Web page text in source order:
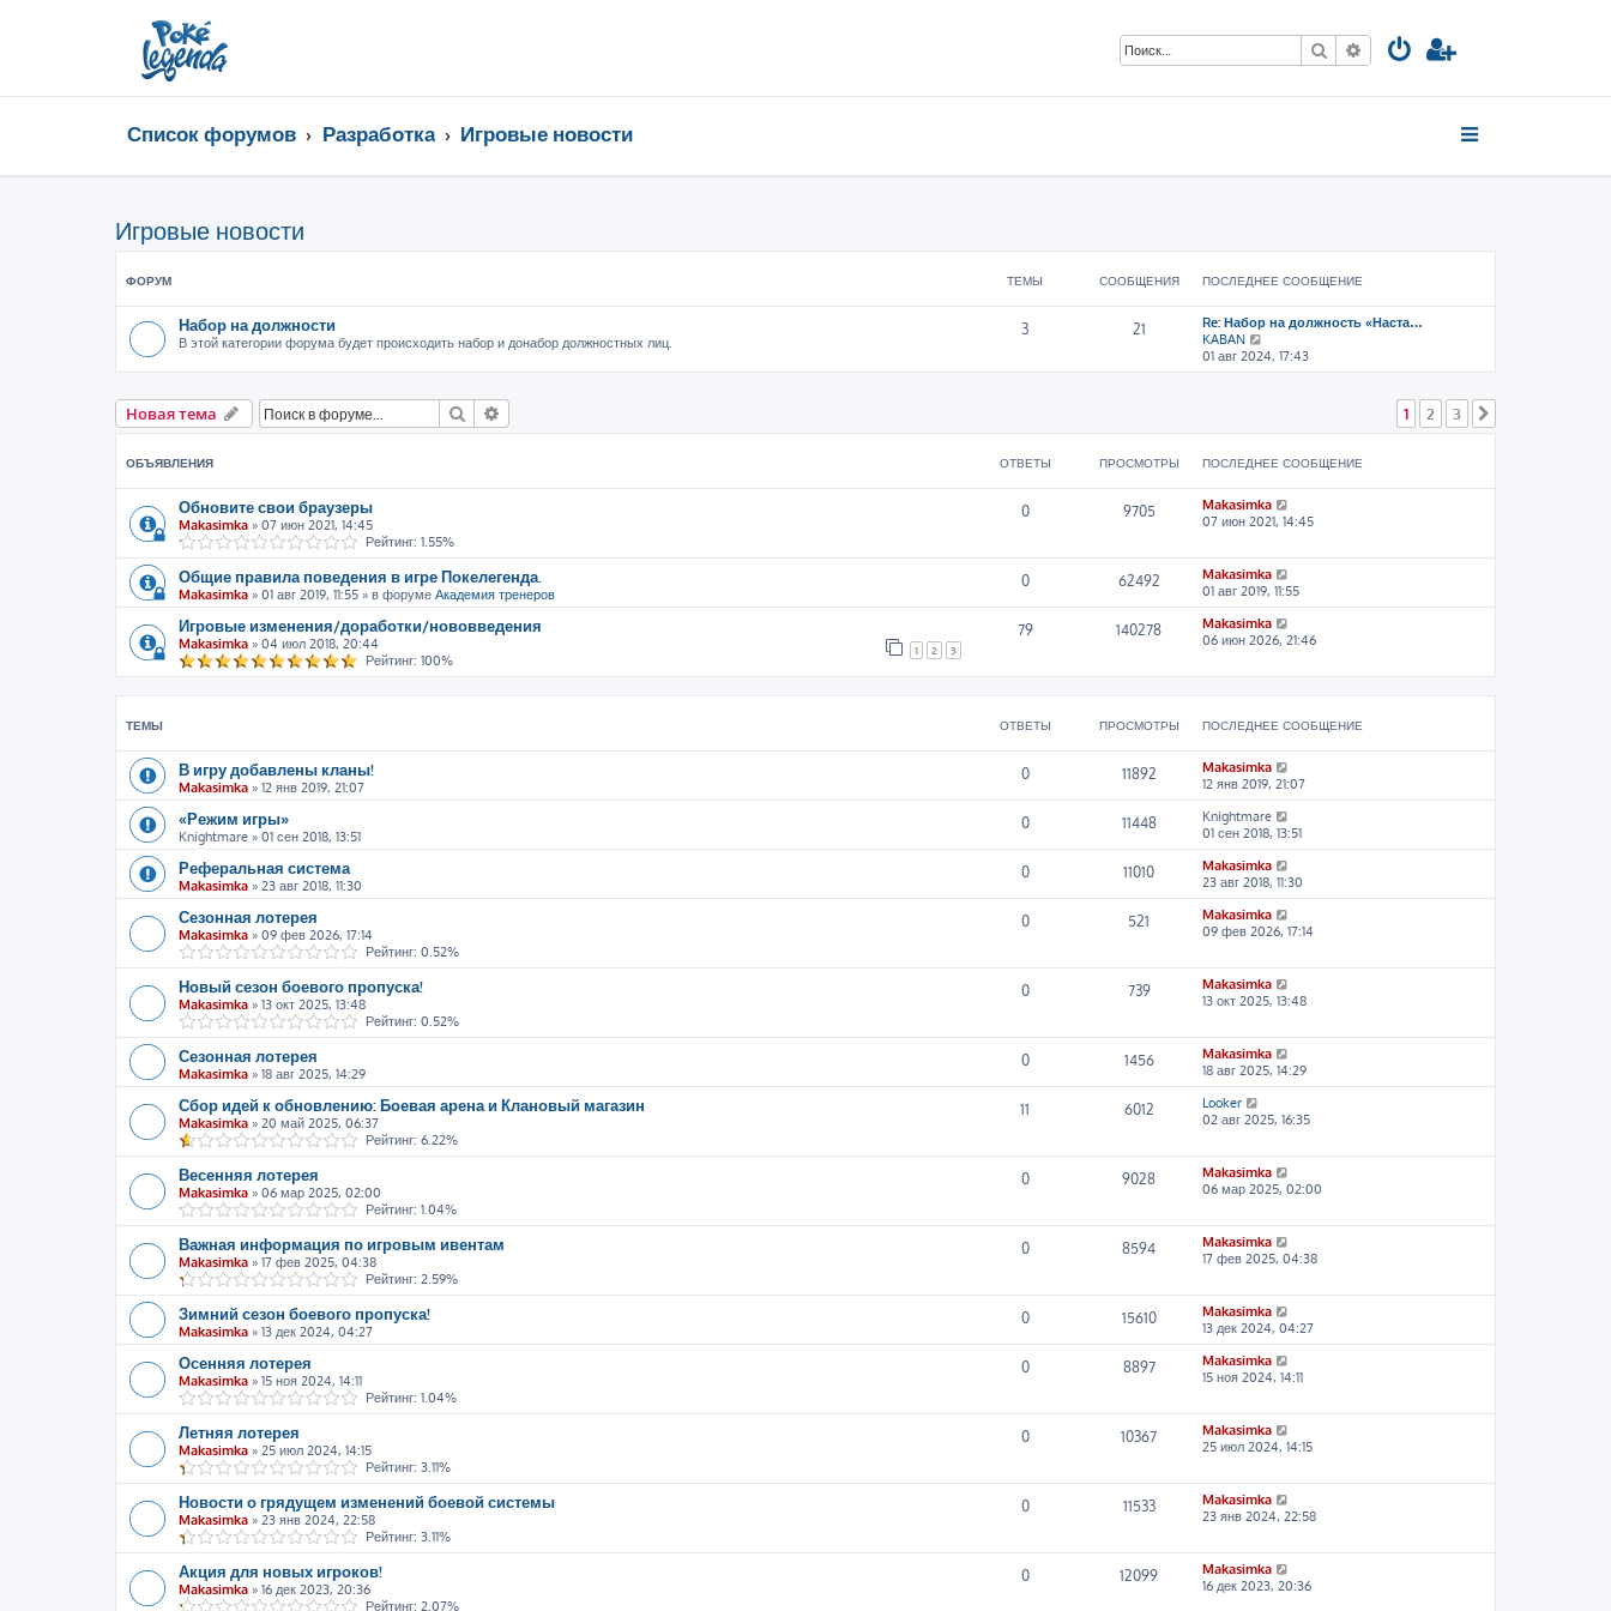
Поиск Расширенный поиск
Список форумов Разработка Игровые новости
Игровые новости
ФОРУМ ТЕМЫ СООБЩЕНИЯ ПОСЛЕДНЕЕ СООБЩЕНИЕ
Набор на должности
В этой категории форума будет происходить набор и донабор должностных лиц.
3 21
Re: Набор на должность «Наста…
KABAN
е
р
и
к
п
о
с
л
д
н
е
м
у
с
о
е
ю
01 авг 2024, 17:43
Новая тема Поиск 1 2 3
ОБЪЯВЛЕНИЯ ОТВЕТЫ ПРОСМОТРЫ ПОСЛЕДНЕЕ СООБЩЕНИЕ
Обновите свои браузеры
Makasimka » 07 июн 2021, 14:45
Рейтинг: 1.55%
0 9705
Makasimka
07 июн 2021, 14:45
Общие правила поведения в игре Покелегенда.
Makasimka » 01 авг 2019, 11:55 » в форуме Академия тренеров
0 62492
Makasimka
01 авг 2019, 11:55
Игровые изменения/доработки/нововведения
Makasimka » 04 июл 2018, 20:44 1 2 3
Рейтинг: 100%
79 140278
Makasimka
06 июн 2026, 21:46
ТЕМЫ ОТВЕТЫ ПРОСМОТРЫ ПОСЛЕДНЕЕ СООБЩЕНИЕ
В игру добавлены кланы!
Makasimka » 12 янв 2019, 21:07
0 11892
Makasimka
12 янв 2019, 21:07
«Режим игры»
Knightmare » 01 сен 2018, 13:51
0 11448
Knightmare
01 сен 2018, 13:51
Реферальная система
Makasimka » 23 авг 2018, 11:30
0 11010
Makasimka
23 авг 2018, 11:30
Сезонная лотерея
Makasimka » 09 фев 2026, 17:14
Рейтинг: 0.52%
0 521
Makasimka
09 фев 2026, 17:14
Новый сезон боевого пропуска!
Makasimka » 13 окт 2025, 13:48
Рейтинг: 0.52%
0 739
Makasimka
13 окт 2025, 13:48
Сезонная лотерея
Makasimka » 18 авг 2025, 14:29
0 1456
Makasimka
18 авг 2025, 14:29
Сбор идей к обновлению: Боевая арена и Клановый магазин
Makasimka » 20 май 2025, 06:37
Рейтинг: 6.22%
11 6012
Looker
02 авг 2025, 16:35
Весенняя лотерея
Makasimka » 06 мар 2025, 02:00
Рейтинг: 1.04%
0 9028
Makasimka
06 мар 2025, 02:00
Важная информация по игровым ивентам
Makasimka » 17 фев 2025, 04:38
Рейтинг: 2.59%
0 8594
Makasimka
17 фев 2025, 04:38
Зимний сезон боевого пропуска!
Makasimka » 13 дек 2024, 04:27
0 15610
Makasimka
13 дек 2024, 04:27
Осенняя лотерея
Makasimka » 15 ноя 2024, 14:11
Рейтинг: 1.04%
0 8897
Makasimka
15 ноя 2024, 14:11
Летняя лотерея
Makasimka » 25 июл 2024, 14:15
Рейтинг: 3.11%
0 10367
Makasimka
25 июл 2024, 14:15
Новости о грядущем изменений боевой системы
Makasimka » 23 янв 2024, 22:58
Рейтинг: 3.11%
0 11533
Makasimka
23 янв 2024, 22:58
Акция для новых игроков!
Makasimka » 16 дек 2023, 20:36
Рейтинг: 2.07%
0 12099
Makasimka
16 дек 2023, 20:36